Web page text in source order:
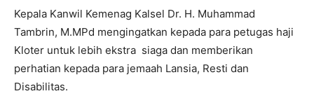
Kepala Kanwil Kemenag Kalsel Dr. H. Muhammad
Tambrin, M.MPd mengingatkan kepada para petugas haji
Kloter untuk lebih ekstra siaga dan memberikan
perhatian kepada para jemaah Lansia, Resti dan
Disabilitas.